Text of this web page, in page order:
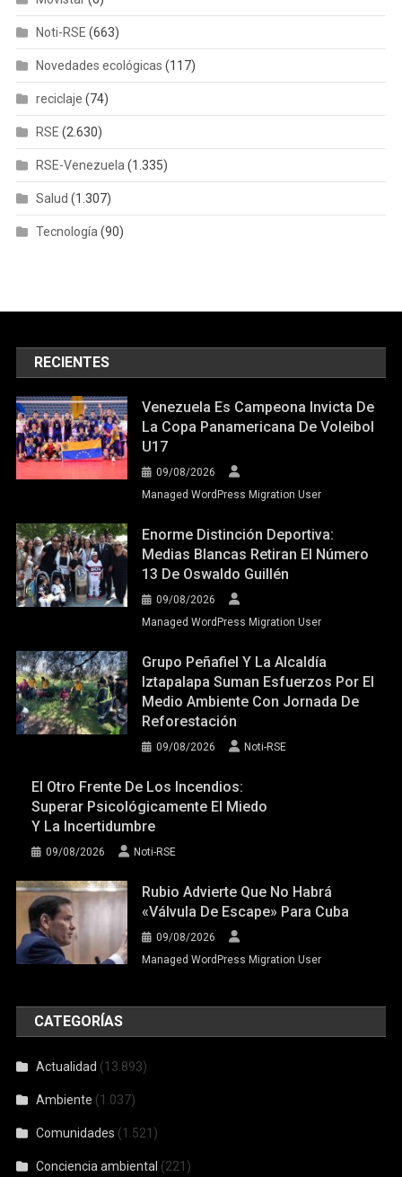
Noti-RSE (663)
Novedades ecológicas (117)
reciclaje (74)
RSE (2.630)
RSE-Venezuela (1.335)
Salud (1.307)
Tecnología (90)
RECIENTES
Venezuela Es Campeona Invicta De
La Copa Panamericana De Voleibol
U17
09/08/2026
Managed WordPress Migration User
Enorme Distinción Deportiva:
Medias Blancas Retiran El Número
13 De Oswaldo Guillén
09/08/2026
Managed WordPress Migration User
Grupo Peñafiel Y La Alcaldía
Iztapalapa Suman Esfuerzos Por El
Medio Ambiente Con Jornada De
Reforestación
09/08/2026 Noti-RSE
El Otro Frente De Los Incendios:
Superar Psicológicamente El Miedo
Y La Incertidumbre
09/08/2026 Noti-RSE
Rubio Advierte Que No Habrá
«válvula De Escape» Para Cuba
09/08/2026
Managed WordPress Migration User
CATEGORÍAS
Actualidad (13.893)
Ambiente (1.037)
Comunidades (1.521)
Conciencia ambiental (221)